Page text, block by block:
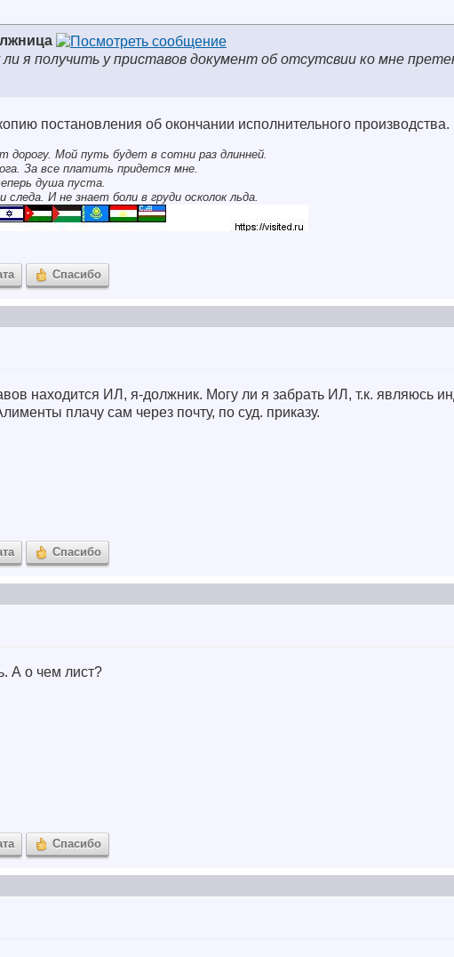
я получить у приставов документ об отсутсвии ко мне
постановления об окончании исполнительного производства.
дорогу. Мой путь будет в сотни раз длинней.
За все платить придется мне.
душа пуста.
следа. И не знает боли в груди осколок льда.
Спасибо
находится ИЛ, я-должник. Могу ли я забрать ИЛ, т.к. являюсь
плачу сам через почту, по суд. приказу.
Спасибо
А о чем лист?
Спасибо